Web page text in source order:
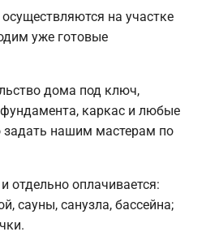
на участке
уже готовые
дома под ключ,
каркас и любые
нашим мастерам по
отдельно оплачивается:
сауны, санузла, бассейна;